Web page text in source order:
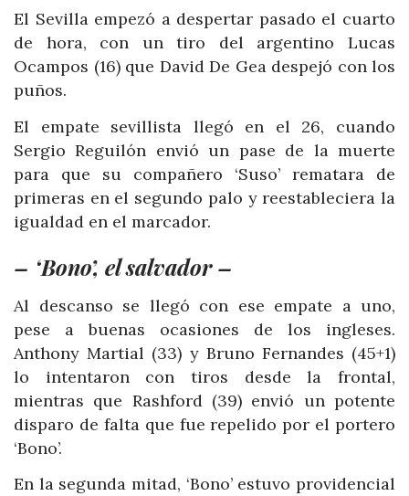
El Sevilla empezó a despertar pasado el cuarto
de hora, con un tiro del argentino Lucas
Ocampos (16) que David De Gea despejó con los
puños.
El empate sevillista llegó en el 26, cuando
Sergio Reguilón envió un pase de la muerte
para que su compañero ‘Suso’ rematara de
primeras en el segundo palo y reestableciera la
igualdad en el marcador.
– ‘Bono’, el salvador –
Al descanso se llegó con ese empate a uno,
pese a buenas ocasiones de los ingleses.
Anthony Martial (33) y Bruno Fernandes (45+1)
lo intentaron con tiros desde la frontal,
mientras que Rashford (39) envió un potente
disparo de falta que fue repelido por el portero
‘Bono’.
En la segunda mitad, ‘Bono’ estuvo providencial